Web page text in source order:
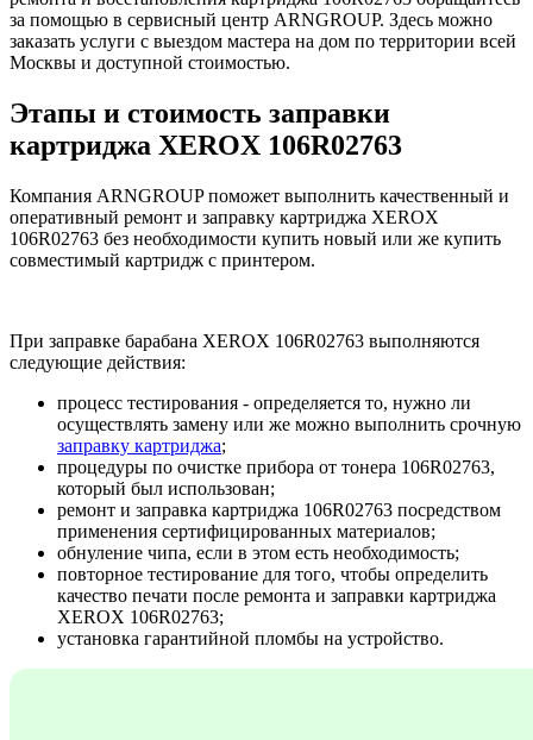
за помощью в сервисный центр ARNGROUP. Здесь можно
заказать услуги с выездом мастера на дом по территории всей
Москвы и доступной стоимостью.
Этапы и стоимость заправки
картриджа XEROX 106R02763
Компания ARNGROUP поможет выполнить качественный и
оперативный ремонт и заправку картриджа XEROX
106R02763 без необходимости купить новый или же купить
совместимый картридж с принтером.
При заправке барабана XEROX 106R02763 выполняются
следующие действия:
процесс тестирования - определяется то, нужно ли
осуществлять замену или же можно выполнить срочную
заправку картриджа;
процедуры по очистке прибора от тонера 106R02763,
который был использован;
ремонт и заправка картриджа 106R02763 посредством
применения сертифицированных материалов;
обнуление чипа, если в этом есть необходимость;
повторное тестирование для того, чтобы определить
качество печати после ремонта и заправки картриджа
XEROX 106R02763;
установка гарантийной пломбы на устройство.